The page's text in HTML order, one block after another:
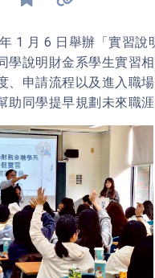
月 6 日舉辦「實習說
學說明財金系學生實習
、申請流程以及進入職
助同學提早規劃未來職涯